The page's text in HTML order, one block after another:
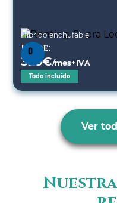
Híbrido enchufable
Desde:
325€/mes+IVA
Todo incluido
Ver